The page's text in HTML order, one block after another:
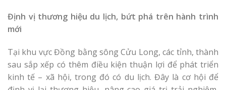
Định vị thương hiệu du lịch, bứt phá trên hành trình
mới
Tại khu vực Đồng bằng sông Cửu Long, các tỉnh, thành
sau sắp xếp có thêm điều kiện thuận lợi để phát triển
kinh tế – xã hội, trong đó có du lịch. Đây là cơ hội để